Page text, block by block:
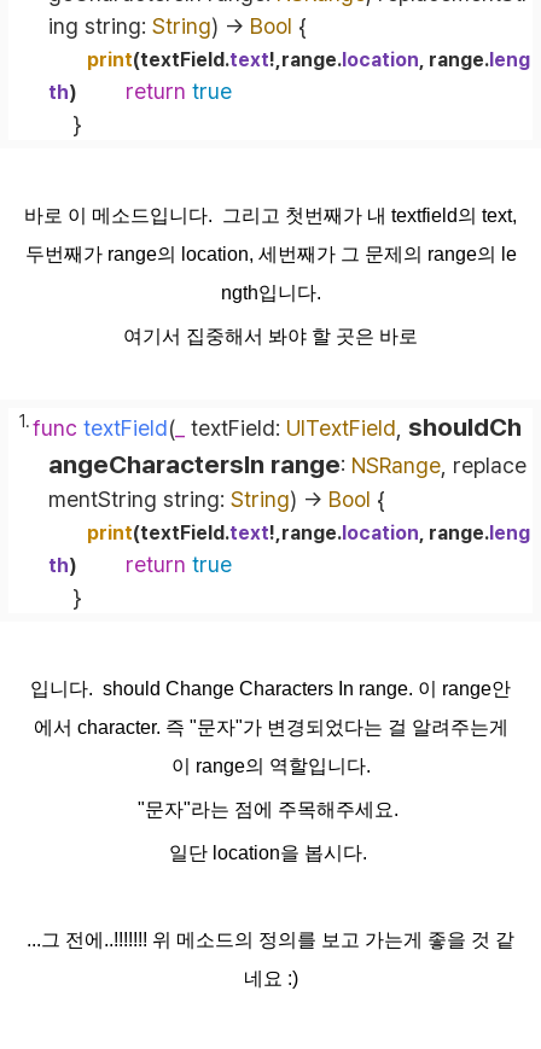
ing string: String) -> Bool {
print(textField.text!,range.location, range.leng
th) return true
}
바로 이 메소드입니다. 그리고 첫번째가 내 textfield의 text,
두번째가 range의 location, 세번째가 그 문제의 range의 le
ngth입니다.
여기서 집중해서 봐야 할 곳은 바로
func textField( textField: UITextField shouldCh
angeCharactersIn range: NSRange replace
mentString string: String) -> Bool {
print(textField.text!,range.location, range.leng
th) return true
}
입니다. should Change Characters In range. 이 range안
에서 character. 즉 "문자"가 변경되었다는 걸 알려주는게
이 range의 역할입니다.
"문자"라는 점에 주목해주세요.
일단 location을 봅시다.
...그 전에..!!!!!!! 위 메소드의 정의를 보고 가는게 좋을 것 같
네요 :)